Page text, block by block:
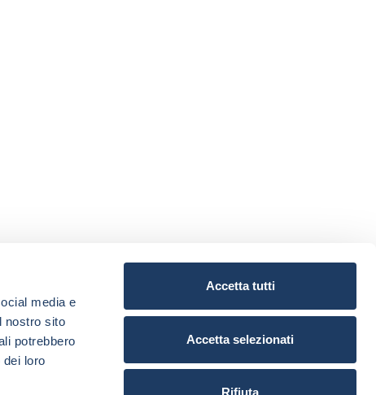
media e
nostro sito
potrebbero
loro
Accetta tutti
Accetta selezionati
Rifiuta